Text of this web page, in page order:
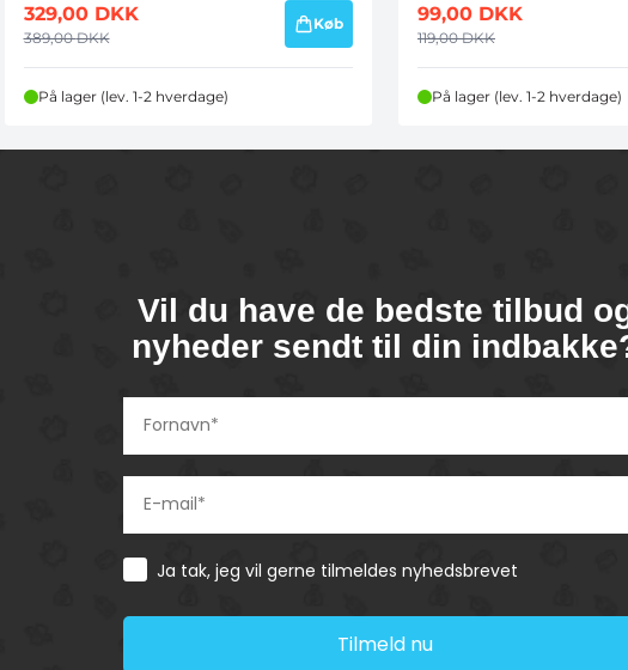
329,00 DKK
389,00DKK
Køb
På lager (lev. 1-2 hverdage)
99,00 DKK
119,00DKK
På lager (lev. 1-2 hverdage)
Vil du have de bedste tilbud
nyheder sendt til din
Consent
Ja tak, jeg vil gerne tilmeldes nyhedsbrevet
Tilmeld nu